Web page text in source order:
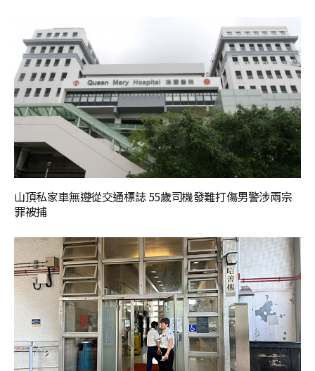
山頂私家車無遵從交通標誌 55歲司機發難打傷男警涉兩宗
罪被捕